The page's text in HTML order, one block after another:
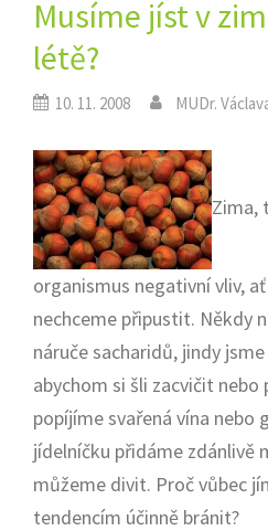
Musíme jíst v
létě?
10. 11. 2008 MUDr.
Zima,
organismus negativní vliv,
nechceme připustit. Někdy
náruče sacharidů, jindy
abychom si šli zacvičit
popíjíme svařená vína nebo
jídelníčku přidáme zdánlivě
můžeme divit. Proč vůbec
tendencím účinně bránit?